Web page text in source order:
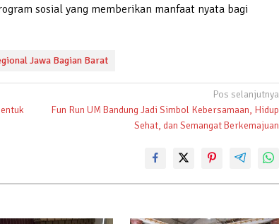
sosial yang memberikan manfaat nyata bagi
Jawa Bagian Barat
Pos selanjutnya
Fun Run UM Bandung Jadi Simbol Kebersamaan, Hidup
Sehat, dan Semangat Berkemajuan